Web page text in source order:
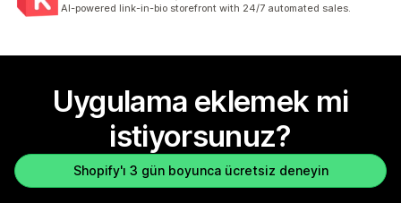
AI-powered link-in-bio storefront with 24/7 automated sales.
Uygulama eklemek mi
istiyorsunuz?
Shopify'ı 3 gün boyunca ücretsiz deneyin